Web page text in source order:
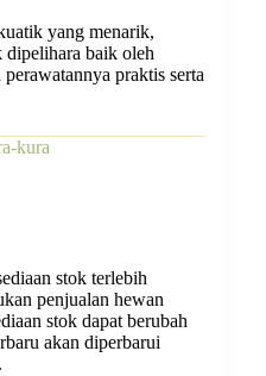
yang menarik,
dipelihara baik oleh
praktis serta
kura
stok terlebih
penjualan hewan
stok dapat berubah
akan diperbarui